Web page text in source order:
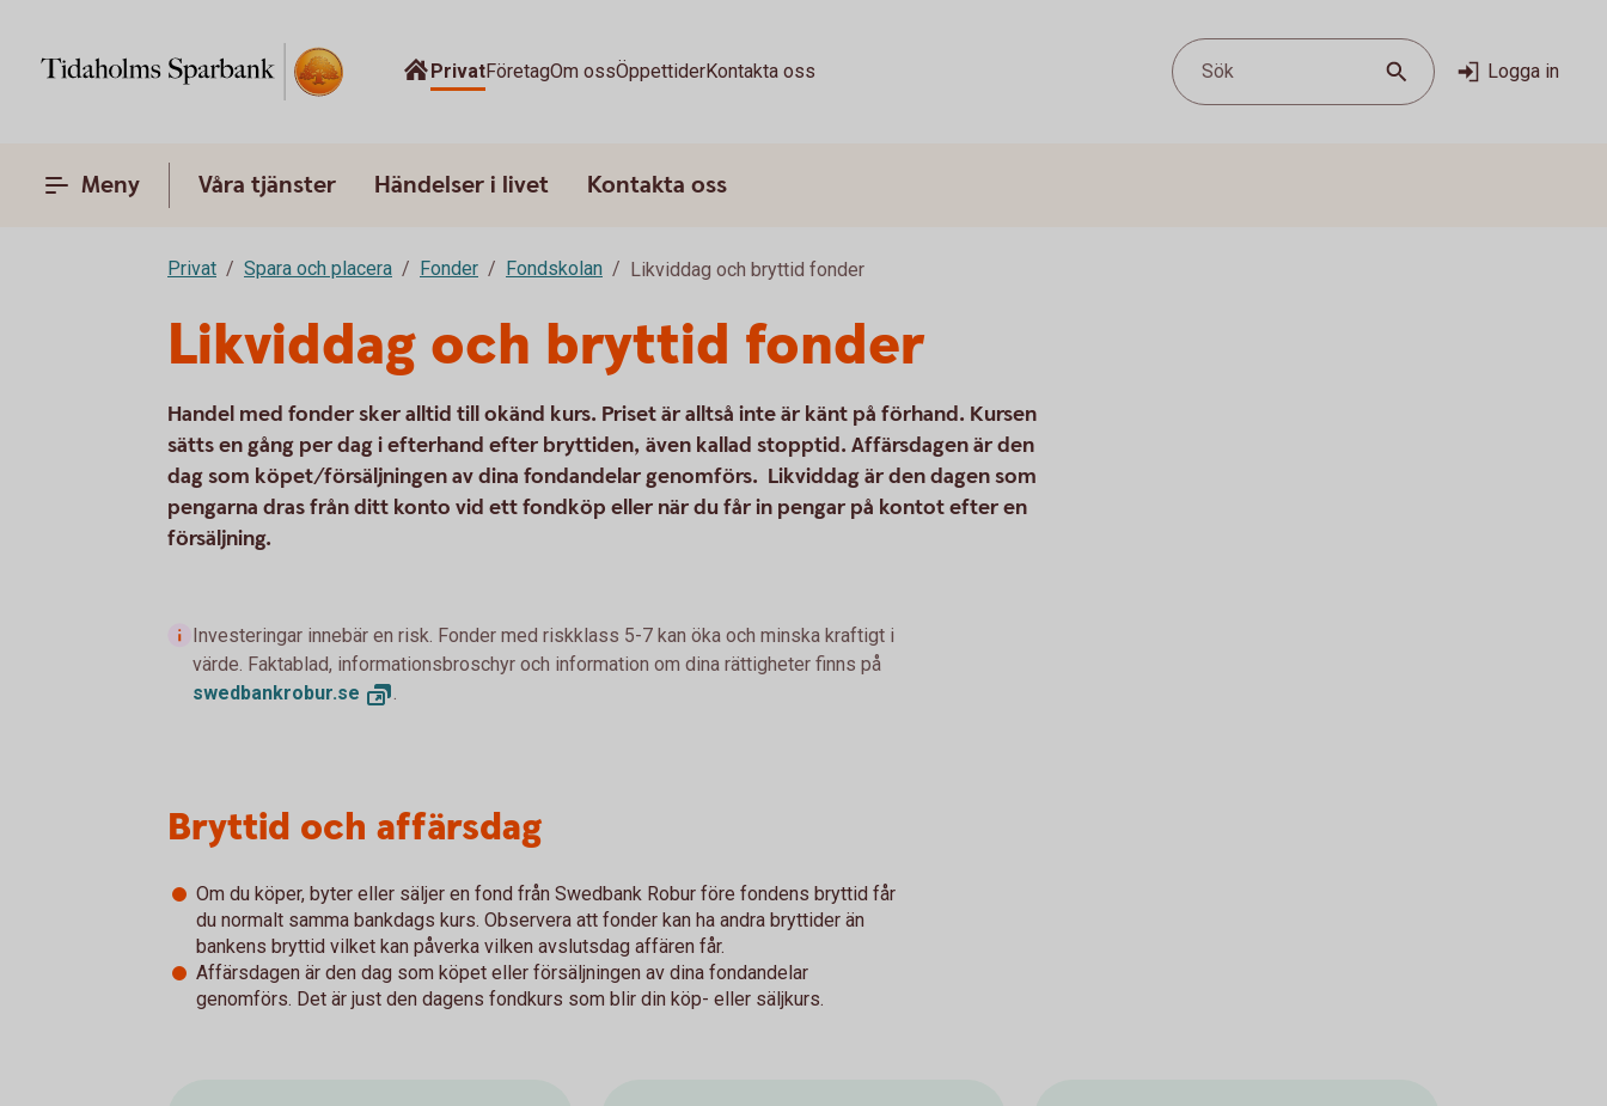
PrivatFöretagOm ossÖppettiderKontakta oss Sök Logga in
Meny Våra tjänster Händelser i livet Kontakta oss
Privat Spara och placera Fonder Fondskolan Likviddag och bryttid fonder
Likviddag och bryttid fonder
Handel med fonder sker alltid till okänd kurs. Priset är alltså inte är känt på förhand. Kursen
sätts en gång per dag i efterhand efter bryttiden, även kallad stopptid. Affärsdagen är den
dag som köpet/försäljningen av dina fondandelar genomförs. Likviddag är den dagen som
pengarna dras från ditt konto vid ett fondköp eller när du får in pengar på kontot efter en
försäljning.
Investeringar innebär en risk. Fonder med riskklass 5-7 kan öka och minska kraftigt i
värde. Faktablad, informationsbroschyr och information om dina rättigheter finns på
swedbankrobur.se .
Bryttid och affärsdag
Om du köper, byter eller säljer en fond från Swedbank Robur före fondens bryttid får
du normalt samma bankdags kurs. Observera att fonder kan ha andra bryttider än
bankens bryttid vilket kan påverka vilken avslutsdag affären får.
Affärsdagen är den dag som köpet eller försäljningen av dina fondandelar
genomförs. Det är just den dagens fondkurs som blir din köp- eller säljkurs.